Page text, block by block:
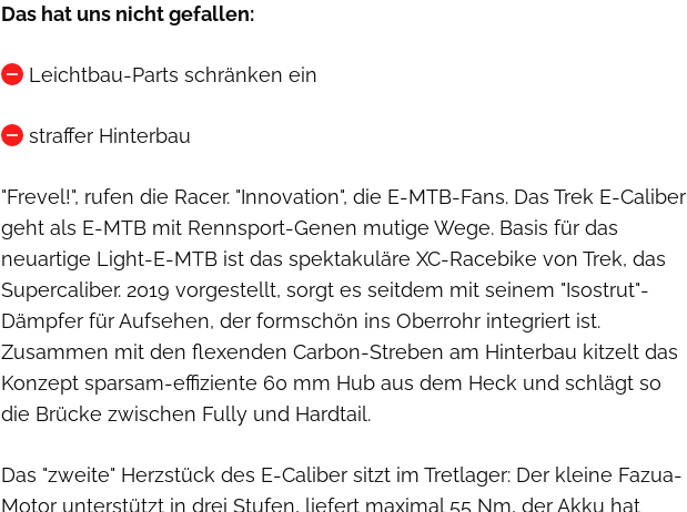
Das hat uns nicht gefallen:
Leichtbau-Parts schränken ein
straffer Hinterbau
"Frevel!", rufen die Racer. "Innovation", die E-MTB-Fans. Das Trek E-Caliber
geht als E-MTB mit Rennsport-Genen mutige Wege. Basis für das
neuartige Light-E-MTB ist das spektakuläre XC-Racebike von Trek, das
Supercaliber. 2019 vorgestellt, sorgt es seitdem mit seinem "Isostrut"-
Dämpfer für Aufsehen, der formschön ins Oberrohr integriert ist.
Zusammen mit den flexenden Carbon-Streben am Hinterbau kitzelt das
Konzept sparsam-effiziente 60 mm Hub aus dem Heck und schlägt so
die Brücke zwischen Fully und Hardtail.
Das "zweite" Herzstück des E-Caliber sitzt im Tretlager: Der kleine Fazua-
Motor unterstützt in drei Stufen, liefert maximal 55 Nm, der Akku hat